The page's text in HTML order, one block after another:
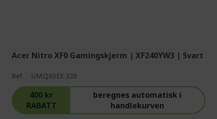
Acer Nitro XF0 Gamingskjerm | XF240YW3 | Svart
Ref. UM.QX0EE.320
400 kr
RABATT
beregnes automatisk i
handlekurven